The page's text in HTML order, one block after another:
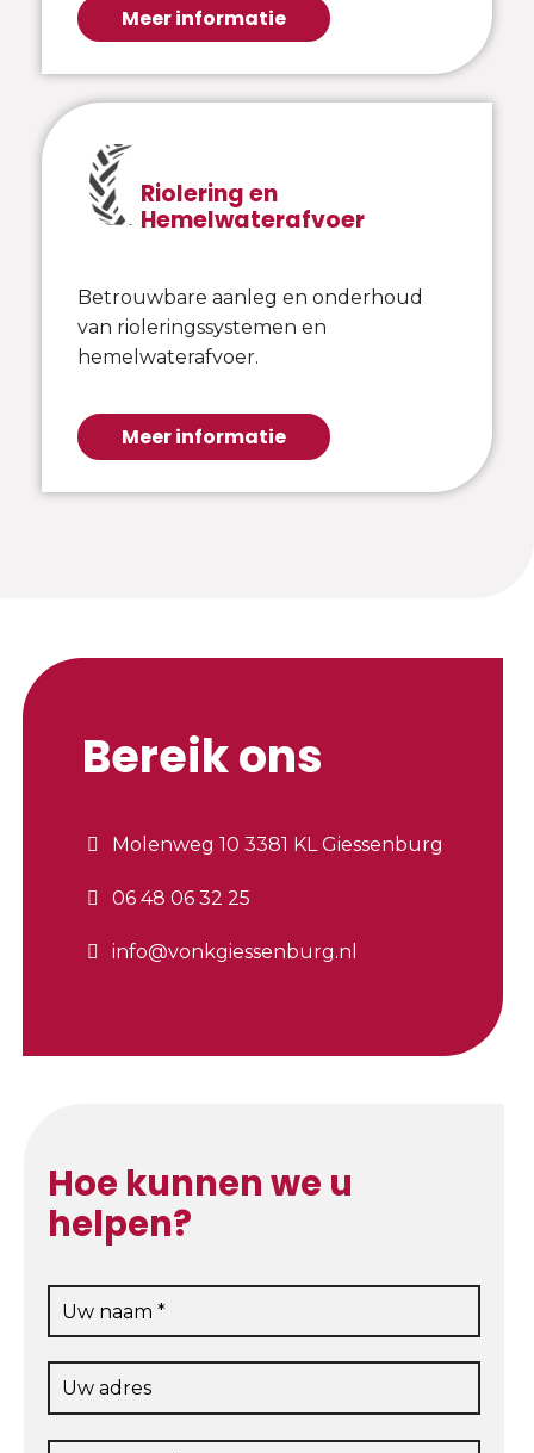
Meer informatie
Riolering en
Hemelwaterafvoer
Betrouwbare aanleg en onderhoud
van rioleringssystemen en
hemelwaterafvoer.
Meer informatie
Bereik ons
Molenweg 10 3381 KL Giessenburg
06 48 06 32 25
info@vonkgiessenburg.nl
Hoe kunnen we u
helpen?